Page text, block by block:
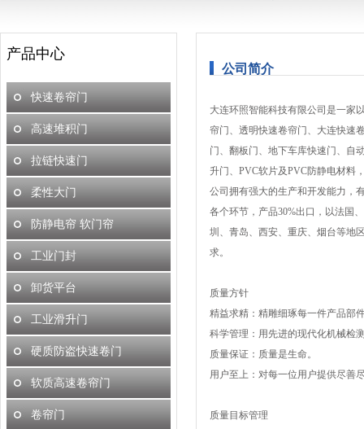
产品中心
快速卷帘门
高速堆积门
拉链快速门
柔性大门
防静电帘 软门帘
工业门封
卸货平台
工业滑升门
硬质防盗快速卷门
软质高速卷帘门
卷帘门
公司简介
大连环照智能科技有限公司是一家
帘门、透明快速卷帘门、大连快速
门、翻板门、地下车库快速门、自
升门、PVC软片及PVC防静电材料
公司拥有强大的生产和开发能力，
各个环节，产品30%出口，以法国
圳、青岛、西安、重庆、烟台等地
求。
质量方针
精益求精：精雕细琢每一件产品部
科学管理：用先进的现代化机械检
质量保证：质量是生命。
用户至上：对每一位用户提供尽善
质量目标管理